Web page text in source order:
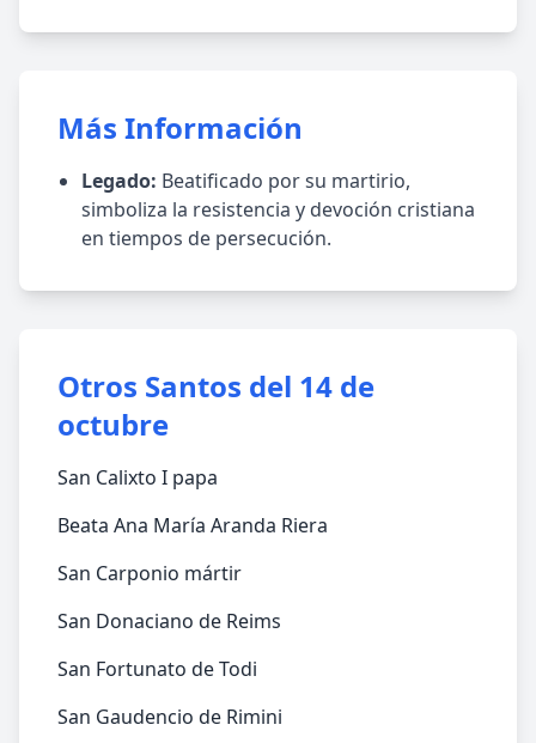
Más Información
Legado: Beatificado por su martirio,
simboliza la resistencia y devoción cristiana
en tiempos de persecución.
Otros Santos del 14 de
octubre
San Calixto I papa
Beata Ana María Aranda Riera
San Carponio mártir
San Donaciano de Reims
San Fortunato de Todi
San Gaudencio de Rimini